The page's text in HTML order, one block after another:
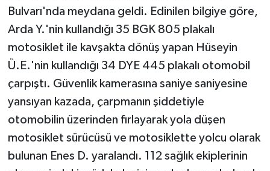
Bulvarı'nda meydana geldi. Edinilen bilgiye göre,
Arda Y.'nin kullandığı 35 BGK 805 plakalı
motosiklet ile kavşakta dönüş yapan Hüseyin
Ü.E.'nin kullandığı 34 DYE 445 plakalı otomobil
çarpıştı. Güvenlik kamerasına saniye saniyesine
yansıyan kazada, çarpmanın şiddetiyle
otomobilin üzerinden fırlayarak yola düşen
motosiklet sürücüsü ve motosiklette yolcu olarak
bulunan Enes D. yaralandı. 112 sağlık ekiplerinin